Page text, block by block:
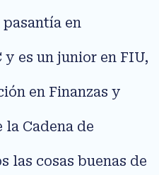
en
y es un junior en FIU,
en Finanzas y
Cadena de
las cosas buenas de